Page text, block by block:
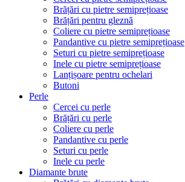
Brățări cu pietre semiprețioase
Brățări pentru gleznă
Coliere cu pietre semiprețioase
Pandantive cu pietre semiprețioase
Seturi cu pietre semiprețioase
Inele cu pietre semiprețioase
Lanțișoare pentru ochelari
Butoni
Perle
Cercei cu perle
Brățări cu perle
Coliere cu perle
Pandantive cu perle
Seturi cu perle
Inele cu perle
Diamante brute